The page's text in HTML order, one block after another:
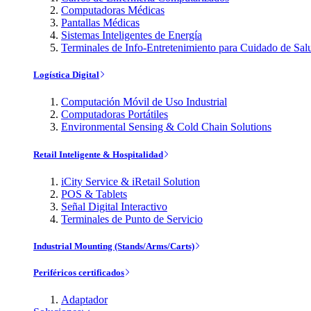
Computadoras Médicas
Pantallas Médicas
Sistemas Inteligentes de Energía
Terminales de Info-Entretenimiento para Cuidado de
Logística Digital
Computación Móvil de Uso Industrial
Computadoras Portátiles
Environmental Sensing & Cold Chain Solutions
Retail Inteligente & Hospitalidad
iCity Service & iRetail Solution
POS & Tablets
Señal Digital Interactivo
Terminales de Punto de Servicio
Industrial Mounting (Stands/Arms/Carts)
Periféricos certificados
Adaptador